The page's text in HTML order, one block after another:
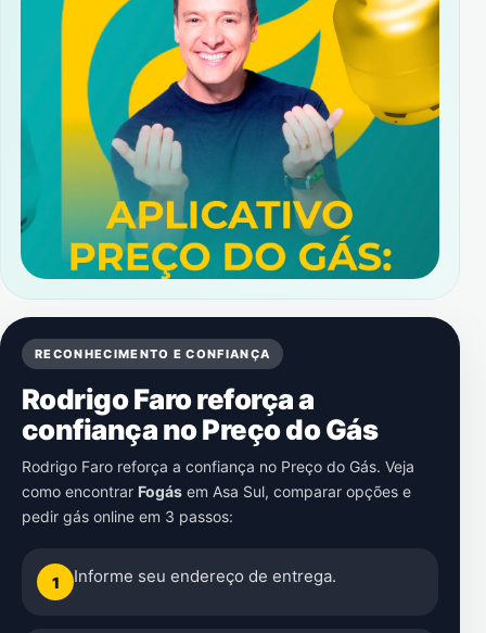
RECONHECIMENTO E CONFIANÇA
Rodrigo Faro reforça a
confiança no Preço do Gás
Rodrigo Faro reforça a confiança no Preço do Gás. Veja
como encontrar Fogás em Asa Sul, comparar opções e
pedir gás online em 3 passos:
1 Informe seu endereço de entrega.